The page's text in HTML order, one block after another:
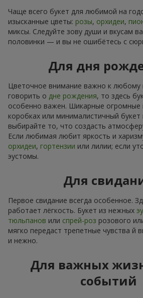
Чаще всего букет для любимой на
изысканные цветы: розы, орхидеи,
миксы. Следуйте зову души и вкусам
половинки — и вы не ошибётесь с
Для дня
Цветочное внимание важно к любому
говорить о дне рождения, то здесь
особенно важен. Шикарные огромные
коробках или минималистичный
выбирайте то, что создасть
Если любимая любит яркость и
орхидеи, гортензии или лилии; если
эустомы.
Для
Первое свидание всегда особенное.
работает лёгкость. Букет из нежных
тюльпанов или спрей-роз розового
мягко передаст трепетные чувства й
и нежно.
Для важных
событий